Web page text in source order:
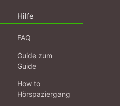
Hilfe
FAQ
Guide zum
Guide
How to
Hörspaziergang